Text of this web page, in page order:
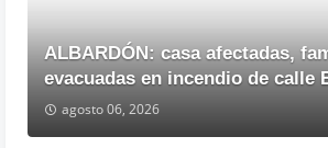
ALBARDÓN: casa afectadas,
evacuadas en incendio de calle
agosto 06, 2026